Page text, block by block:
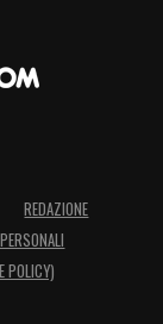
REDAZIONE
POLICY)